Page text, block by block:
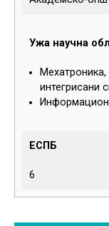
Ужа научна
Мехатроника,
интегрисани
ЕСПБ
6